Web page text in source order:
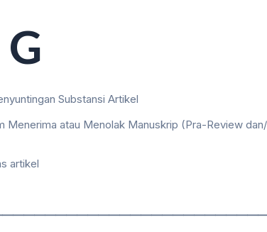
Substansi Artikel
Menerima atau Menolak Manuskrip (Pra-Review
artikel